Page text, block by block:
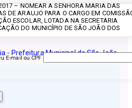
2017 – NOMEAR A SENHORA MARIA DAS
DE ARAUJO PARA O CARGO EM
ESCOLAR, LOTADA NA SECRETARIA
DO MUNICÍPIO DE SÃO JOÃO DOS
E-mail ou CPF